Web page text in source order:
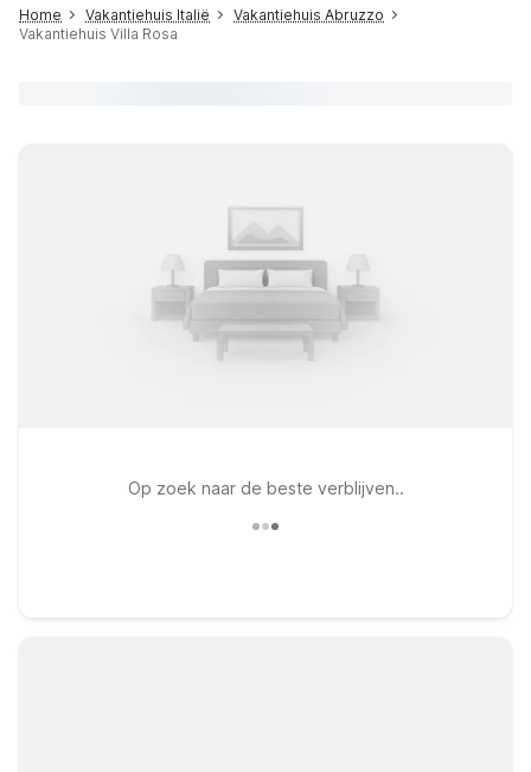
Home Vakantiehuis Italië
Vakantiehuis Abruzzo
Vakantiehuis Villa Rosa
Op zoek naar de beste verblijven..